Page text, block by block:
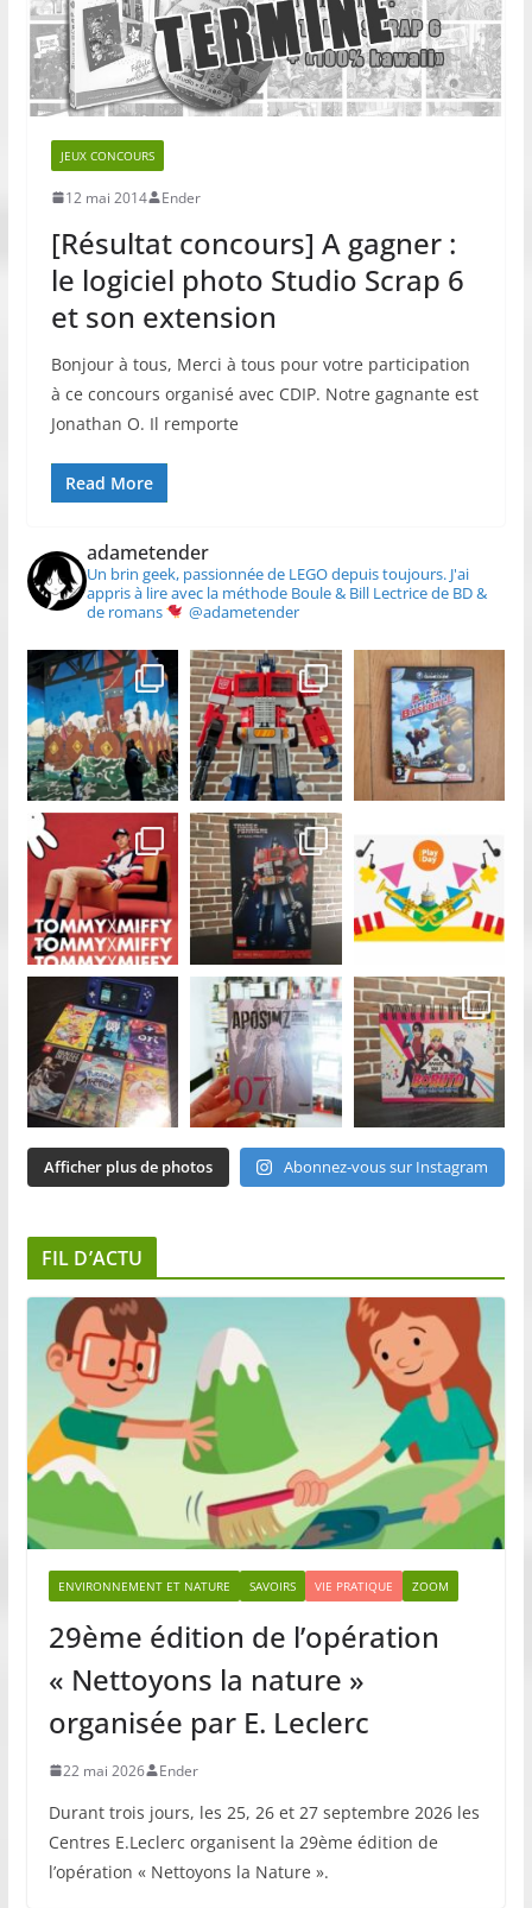
JEUX CONCOURS
12 mai 2014 Ender
[Résultat concours] A gagner :
le logiciel photo Studio Scrap 6
et son extension
Bonjour à tous, Merci à tous pour votre participation
à ce concours organisé avec CDIP. Notre gagnante est
Jonathan O. Il remporte
Read More
adametender
Un brin geek, passionnée de LEGO depuis toujours.J'ai
appris à lire avec la méthode Boule & Bill Lectrice de BD &
de romans
@adametender
Afficher plus de photos Abonnez-vous sur Instagram
FIL D’ACTU
ENVIRONNEMENT ET NATURE SAVOIRS VIE PRATIQUE ZOOM
29ème édition de l’opération
« Nettoyons la nature »
organisée par E. Leclerc
22 mai 2026 Ender
Durant trois jours, les 25, 26 et 27 septembre 2026 les
Centres E.Leclerc organisent la 29ème édition de
l’opération « Nettoyons la Nature ».